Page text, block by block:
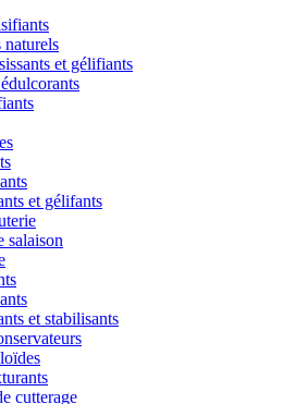
naturels
et gélifiants
et gélifants
salaison
et stabilisants
cutterage